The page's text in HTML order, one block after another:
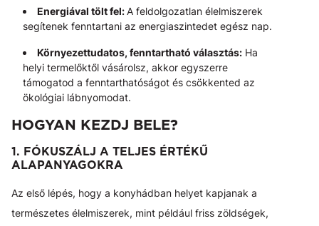
Energiával tölt fel: A feldolgozatlan élelmiszerek
segítenek fenntartani az energiaszintedet egész nap.
Környezettudatos, fenntartható választás: Ha
helyi termelőktől vásárolsz, akkor egyszerre
támogatod a fenntarthatóságot és csökkented az
ökológiai lábnyomodat.
HOGYAN KEZDJ BELE?
1. FÓKUSZÁLJ A TELJES ÉRTÉKŰ
ALAPANYAGOKRA
Az első lépés, hogy a konyhádban helyet kapjanak a
természetes élelmiszerek, mint például friss zöldségek,